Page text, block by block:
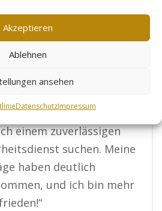
Akzeptieren
Ablehnen
ansehen
DatenschutzImpressum
hat genau das möglich
Sie haben eine Seite
die meine Leistungen
zeigt und bei
super rankt. Ich bekomme
und Veranstaltern,
einem zuverlässigen
suchen. Meine
haben deutlich
und ich bin mehr